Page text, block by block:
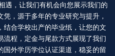
遇，让我们有机会向您展示我们的
，源于多年的专业研究与提升，
结合学校出产的毕业纸，让您的文
流程，定金与尾款方式展现了我们
国外学历学位认证渠道，稳妥的留